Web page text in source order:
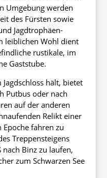
Umgebung werden
des Fürsten sowie
Jagdtrophäen-
leiblichen Wohl dient
rustikale, im
Gaststube.
Jagdschloss hält, bietet
Putbus oder nach
auf der anderen
Relikt einer
Epoche fahren zu
Treppensteigens
Binz zu laufen,
zum Schwarzen See